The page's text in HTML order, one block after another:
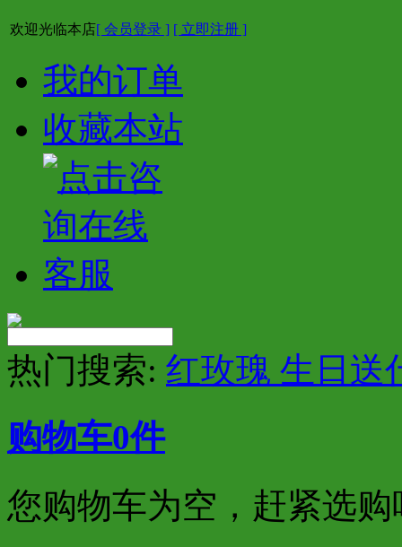
欢迎光临本店[ 会员登录 ] [ 立即注册 ]
我的订单
收藏本站
热门搜索: 红玫瑰 生日送
购物车0件
您购物车为空，赶紧选购